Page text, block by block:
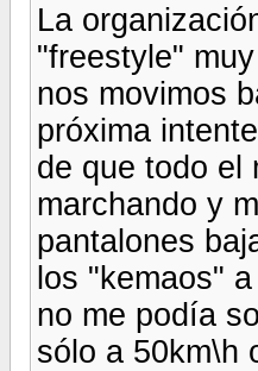
La
"freestyle"
nos movimos
próxima
de que todo el
marchando y
pantalones
los "kemaos"
no me podía
sólo a 50km\h